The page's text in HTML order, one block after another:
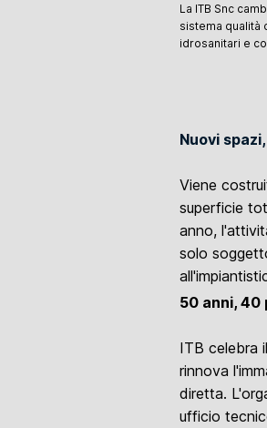
La ITB Snc
sistema qualità
idrosanitari e
Nuovi
Viene
superficie
anno,
solo
50 anni, 40
ITB celebra
rinnova
diretta.
ufficio